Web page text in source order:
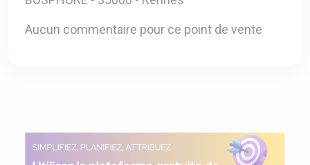
Aucun commentaire pour ce point de vente